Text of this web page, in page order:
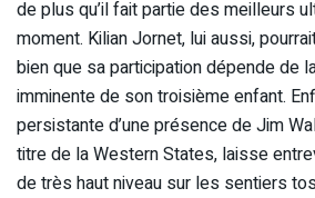
de plus qu’il fait partie des meilleurs
moment. Kilian Jornet, lui aussi,
bien que sa participation dépende de
imminente de son troisième enfant.
persistante d’une présence de Jim
titre de la Western States, laisse
de très haut niveau sur les sentiers